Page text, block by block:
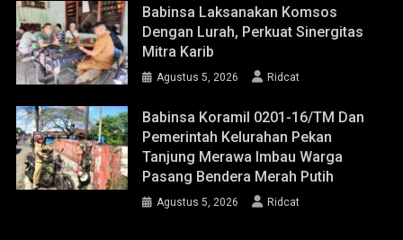
Babinsa Laksanakan Komsos
Dengan Lurah, Perkuat Sinergitas
Mitra Karib
Agustus 5, 2026 Ridcat
Babinsa Koramil 0201-16/TM Dan
Pemerintah Kelurahan Pekan
Tanjung Merawa Imbau Warga
Pasang Bendera Merah Putih
Agustus 5, 2026 Ridcat